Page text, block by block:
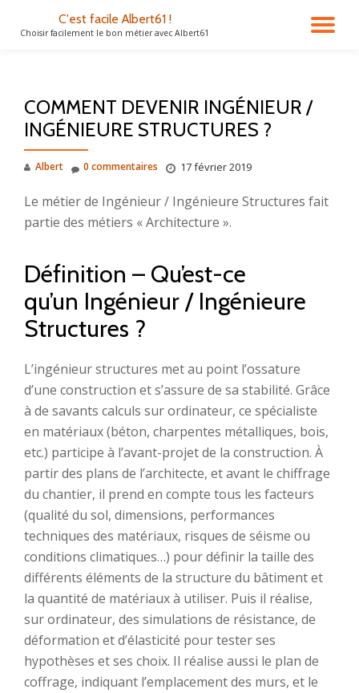
C'est facile Albert61 !
Choisir facilement le bon métier avec Albert61
COMMENT DEVENIR INGÉNIEUR /
INGÉNIEURE STRUCTURES ?
Albert 17 février 2019
0 commentaires
Le métier de Ingénieur / Ingénieure Structures fait
partie des métiers « Architecture ».
Définition – Qu’est-ce
qu’un Ingénieur / Ingénieure
Structures ?
L’ingénieur structures met au point l’ossature
d’une construction et s’assure de sa stabilité. Grâce
à de savants calculs sur ordinateur, ce spécialiste
en matériaux (béton, charpentes métalliques, bois,
etc.) participe à l’avant-projet de la construction. À
partir des plans de l’architecte, et avant le chiffrage
du chantier, il prend en compte tous les facteurs
(qualité du sol, dimensions, performances
techniques des matériaux, risques de séisme ou
conditions climatiques…) pour définir la taille des
différents éléments de la structure du bâtiment et
la quantité de matériaux à utiliser. Puis il réalise,
sur ordinateur, des simulations de résistance, de
déformation et d’élasticité pour tester ses
hypothèses et ses choix. Il réalise aussi le plan de
coffrage, indiquant l’emplacement des murs, et le